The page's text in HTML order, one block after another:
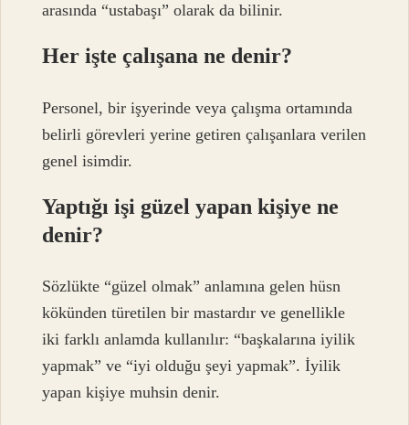
arasında “ustabaşı” olarak da bilinir.
Her işte çalışana ne denir?
Personel, bir işyerinde veya çalışma ortamında
belirli görevleri yerine getiren çalışanlara verilen
genel isimdir.
Yaptığı işi güzel yapan kişiye ne
denir?
Sözlükte “güzel olmak” anlamına gelen hüsn
kökünden türetilen bir mastardır ve genellikle
iki farklı anlamda kullanılır: “başkalarına iyilik
yapmak” ve “iyi olduğu şeyi yapmak”. İyilik
yapan kişiye muhsin denir.